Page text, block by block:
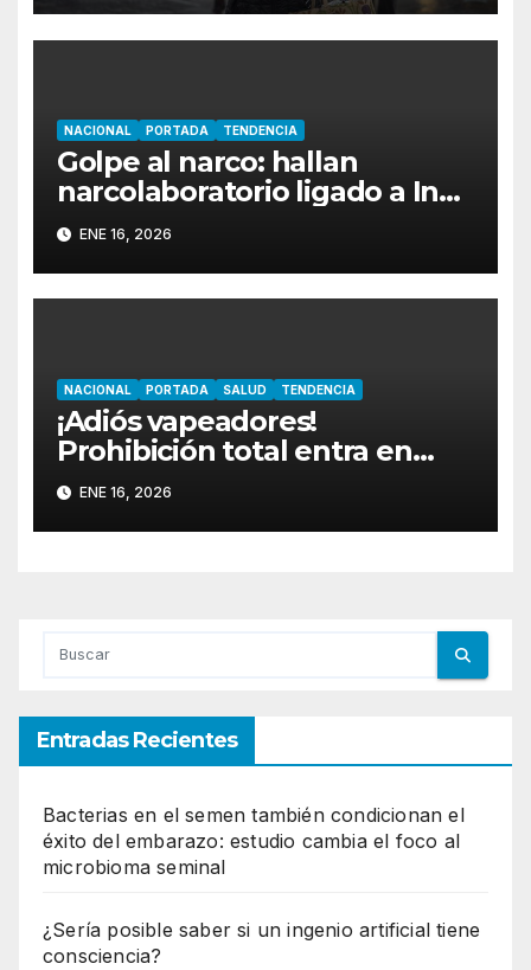
NACIONAL PORTADA TENDENCIA
Golpe al narco: hallan
narcolaboratorio ligado a Inés
Omar Coronel Aispuro,
cuñado de ‘El Chapo’ Guzmán
ENE 16, 2026
NACIONAL PORTADA SALUD TENDENCIA
¡Adiós vapeadores!
Prohibición total entra en
vigor el 16 de enero: hasta 8
años de cárcel por venderlos
ENE 16, 2026
Entradas Recientes
Bacterias en el semen también condicionan el
éxito del embarazo: estudio cambia el foco al
microbioma seminal
¿Sería posible saber si un ingenio artificial tiene
consciencia?